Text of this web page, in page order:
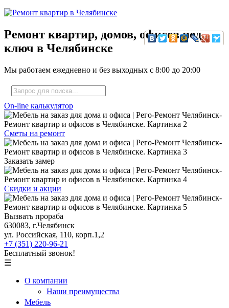
Ремонт квартир, домов, офисов под
ключ в Челябинске
Мы работаем ежедневно и без выходных с 8:00 до 20:00
On-line калькулятор
Сметы на ремонт
Заказать замер
Скидки и акции
Вызвать прораба
630083, г.Челябинск
ул. Российская, 110, корп.1,2
+7 (351) 220-96-21
Бесплатный звонок!
☰
О компании
Наши преимущества
Мебель